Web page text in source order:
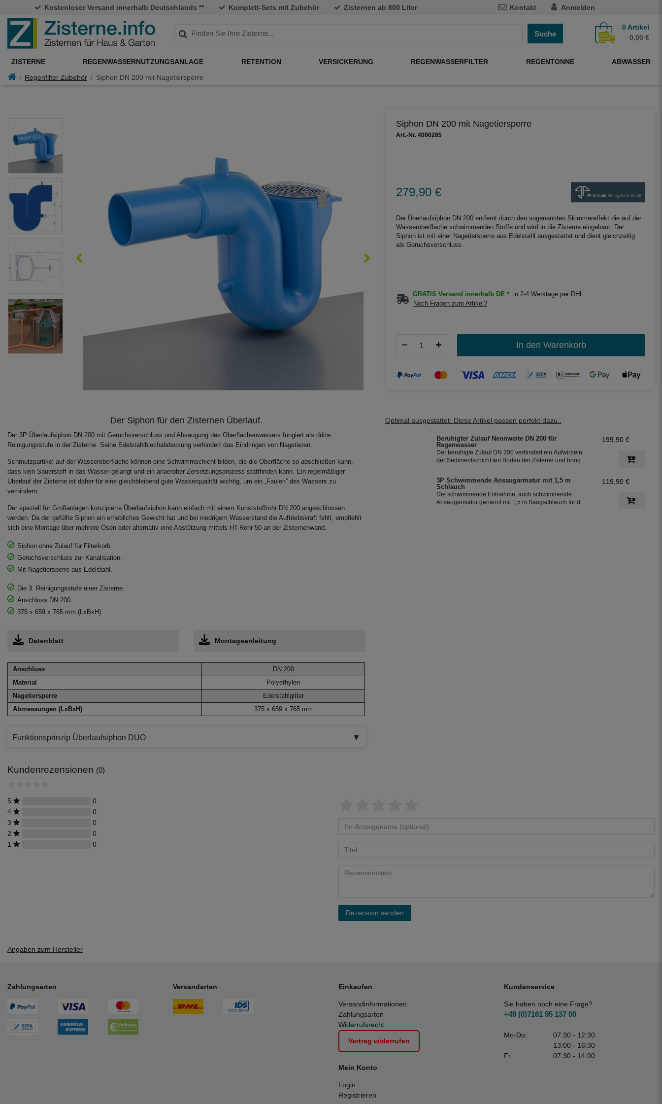
Kostenloser Versand innerhalb Deutschlands ** Komplett-Sets mit Zubehör Zisternen ab 800 Liter Kontakt Anmelden
Suche
0Artikel
0,00 €
ZISTERNE REGENWASSERNUTZUNGSANLAGE RETENTION VERSICKERUNG REGENWASSERFILTER REGENTONNE ABWASSER
Regenfilter Zubehör Siphon DN 200 mit Nagetiersperre
Siphon DN 200 mit Nagetiersperre
Art.-Nr. 4000285
279,90 €
Der Überlaufsiphon DN 200 entfernt durch den sogenannten Skimmereffekt die auf der
Wasseroberfläche schwimmenden Stoffe und wird in die Zisterne eingebaut. Der
Siphon ist mit einer Nagetiersperre aus Edelstahl ausgestattet und dient gleichzeitig
als Geruchsverschluss.
GRATIS Versand innerhalb DE *
in 2-4 Werktage per DHL.
Noch Fragen zum Artikel?
In den Warenkorb
Der Siphon für den Zisternen Überlauf.
Der 3P Überlaufsiphon DN 200 mit Geruchsverschluss und Absaugung des Oberflächenwassers fungiert als dritte
Reinigungsstufe in der Zisterne. Seine Edelstahlblechabdeckung verhindert das Eindringen von Nagetieren.
Schmutzpartikel auf der Wasseroberfläche können eine Schwimmschicht bilden, die die Oberfläche so abschließen kann,
dass kein Sauerstoff in das Wasser gelangt und ein anaerober Zersetzungsprozess stattfinden kann. Ein regelmäßiger
Überlauf der Zisterne ist daher für eine gleichbleibend gute Wasserqualität wichtig, um ein „Faulen” des Wassers zu
verhindern.
Der speziell für Großanlagen konzipierte Überlaufsiphon kann einfach mit einem Kunststoffrohr DN 200 angeschlossen
werden. Da der gefüllte Siphon ein erhebliches Gewicht hat und bei niedrigem Wasserstand die Auftriebskraft fehlt, empfiehlt
sich eine Montage über mehrere Ösen oder alternativ eine Abstützung mittels HT-Rohr 50 an der Zisternenwand.
Siphon ohne Zulauf für Filterkorb.
Geruchsverschluss zur Kanalisation.
Mit Nagetiersperre aus Edelstahl.
Die 3. Reinigungsstufe einer Zisterne.
Anschluss DN 200.
375 x 659 x 765 mm (LxBxH)
Datenblatt Montageanleitung
Anschluss
DN 200
Material
Polyethylen
Nagetiersperre
Edelstahlgitter
Abmessungen (LxBxH)
375 x 659 x 765 mm
Funktionsprinzip Überlaufsiphon DUO
Optimal ausgestattet: Diese Artikel passen perfekt dazu..
Beruhigter Zulauf Nennweite DN 200 für
Regenwasser
Der beruhigte Zulauf DN 200 verhindert ein Aufwirbeln
der Sedimentschicht am Boden der Zisterne und bringt
So bleibt das Regenwasser frisch. Der beruhigte Zulauf
ist die 2. Reinigungsstufe in der Zisterne.
199,90 €
3P Schwimmende Ansaugarmatur mit 1,5 m
Schlauch
Die schwimmende Entnahme, auch schwimmende
Ansaugarmatur genannt mit 1,5 m Saugschlauch für die
119,90 €
Kundenrezensionen (0)
5
0
4
0
3
0
2
0
1
0
Rezension senden
Angaben zum Hersteller
Zahlungsarten Versandarten Einkaufen
Versandinformationen
Zahlungsarten
Widerrufsrecht
Vertrag widerrufen
Mein Konto
Login
Registrieren
Kundenservice
Sie haben noch eine Frage?
+49 (0)7161 95 137 00
Mo-Do:
07:30 - 12:30
13:00 - 16:30
Fr:
07:30 - 14:00